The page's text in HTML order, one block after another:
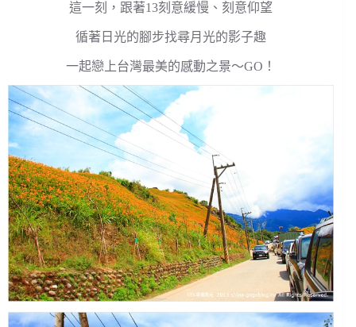
這一刻，跟著13刻意緩慢、刻意仰望
循著日光的腳步找尋月光的影子趣
一起戀上台灣最美的感動之景～GO！